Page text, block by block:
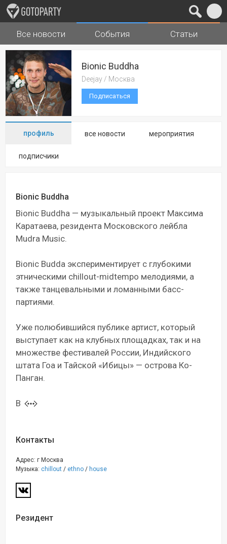
Города Музыка
Все новости События Статьи
Bionic Buddha
Deejay / Москва
Подписаться
профиль все новости мероприятия
подписчики
Bionic Buddha
Bionic Buddha — музыкальный проект Максима
Каратаева, резидента Московского лейбла
Mudra Music.
Bionic Budda экспериментирует с глубокими
этническими chillout-midtempo мелодиями, а
также танцевальными и ломанными басс-
партиями.
Уже полюбившийся публике артист, который
выступает как на клубных площадках, так и на
множестве фестивалей России, Индийского
штата Гоа и Тайской «Ибицы» — острова Ко-
Панган.
В
Контакты
Адрес: г Москва
Музыка: chillout / ethno / house
Резидент